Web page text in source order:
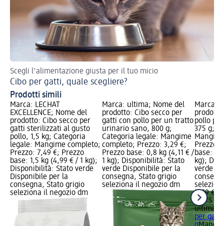
Scegli l'alimentazione giusta per il tuo micio
Cibo per gatti, quale scegliere?
Prodotti simili
Marca: LECHAT
EXCELLENCE; Nome del
prodotto: Cibo secco per
gatti sterilizzati al gusto
pollo, 1,5 kg; Categoria
legale: Mangime completo;
Prezzo: 7,49 €; Prezzo
base: 1,5 kg (4,99 € / 1 kg);
Disponibilità: Stato verde
Disponibile per la
consegna, Stato grigio
seleziona il negozio dm
Marca: ultima; Nome del
prodotto: Cibo secco per
gatti con pollo per un tratto
urinario sano, 800 g;
Categoria legale: Mangime
completo; Prezzo: 3,29 €;
Prezzo base: 0,8 kg (4,11 € /
1 kg); Disponibilità: Stato
verde Disponibile per la
consegna, Stato grigio
seleziona il negozio dm
Marca:
pollo
375 g;
Prezzo:
base:
kg);
verde
2,79 €
0,375
ultima
per